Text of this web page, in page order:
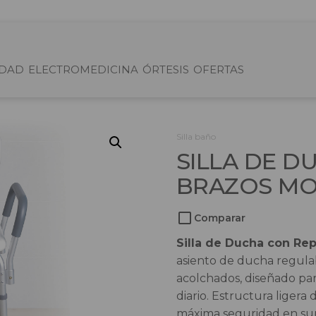
ELECTROMEDICINA ÓRTESIS OFERTAS
Silla baño
SILLA DE
BRAZOS
Comparar
Silla de Ducha con
asiento de ducha
acolchados, diseñado
diario. Estructura ligera